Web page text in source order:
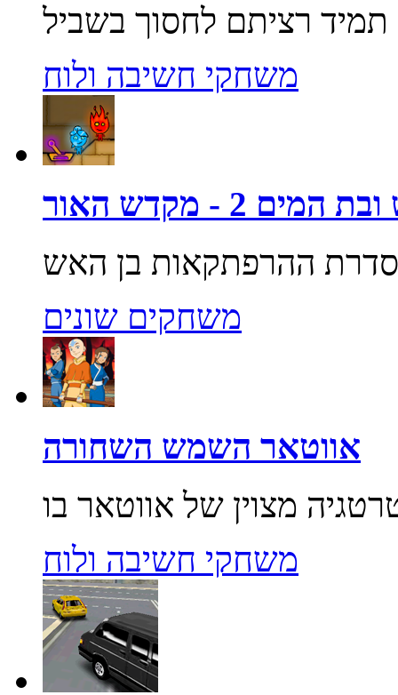
משחקי חשיבה ולוח
2 - מקדש האור
משחקים שונים
אווטאר השמש השחורה
משחקי חשיבה ולוח